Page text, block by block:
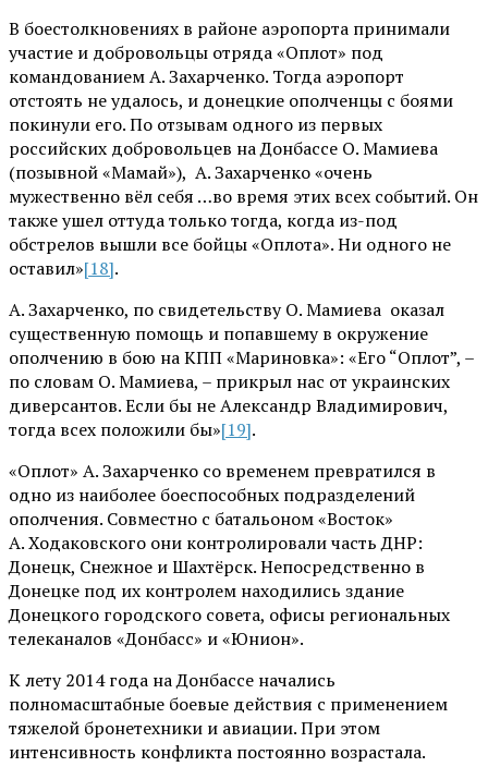
В боестолкновениях в районе аэропорта принимали
участие и добровольцы отряда «Оплот» под
командованием А. Захарченко. Тогда аэропорт
отстоять не удалось, и донецкие ополченцы с боями
покинули его. По отзывам одного из первых
российских добровольцев на Донбассе О. Мамиева
(позывной «Мамай»), А. Захарченко «очень
мужественно вёл себя …во время этих всех событий. Он
также ушел оттуда только тогда, когда из-под
обстрелов вышли все бойцы «Оплота». Ни одного не
оставил»[18].
А. Захарченко, по свидетельству О. Мамиева оказал
существенную помощь и попавшему в окружение
ополчению в бою на КПП «Мариновка»: «Его “Оплот”, –
по словам О. Мамиева, – прикрыл нас от украинских
диверсантов. Если бы не Александр Владимирович,
тогда всех положили бы»[19].
«Оплот» А. Захарченко со временем превратился в
одно из наиболее боеспособных подразделений
ополчения. Совместно с батальоном «Восток»
А. Ходаковского они контролировали часть ДНР:
Донецк, Снежное и Шахтёрск. Непосредственно в
Донецке под их контролем находились здание
Донецкого городского совета, офисы региональных
телеканалов «Донбасс» и «Юнион».
К лету 2014 года на Донбассе начались
полномасштабные боевые действия с применением
тяжелой бронетехники и авиации. При этом
интенсивность конфликта постоянно возрастала.